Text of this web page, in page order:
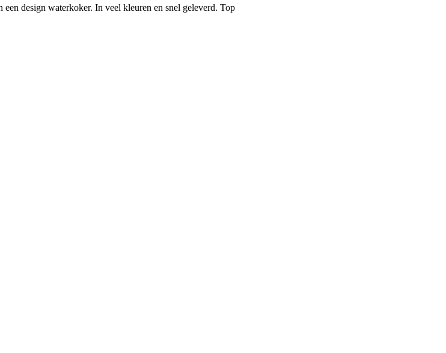
design waterkoker. In veel kleuren en snel geleverd. Top